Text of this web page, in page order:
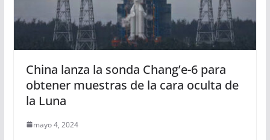
China lanza la sonda Chang’e-6 para
obtener muestras de la cara oculta de
la Luna
mayo 4, 2024